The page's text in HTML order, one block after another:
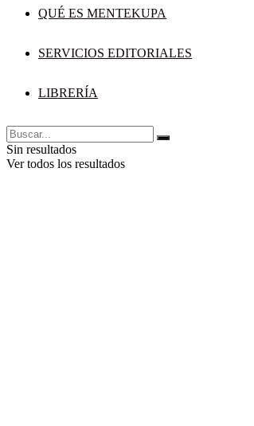
QUÉ ES MENTEKUPA
SERVICIOS EDITORIALES
LIBRERÍA
Sin resultados
Ver todos los resultados